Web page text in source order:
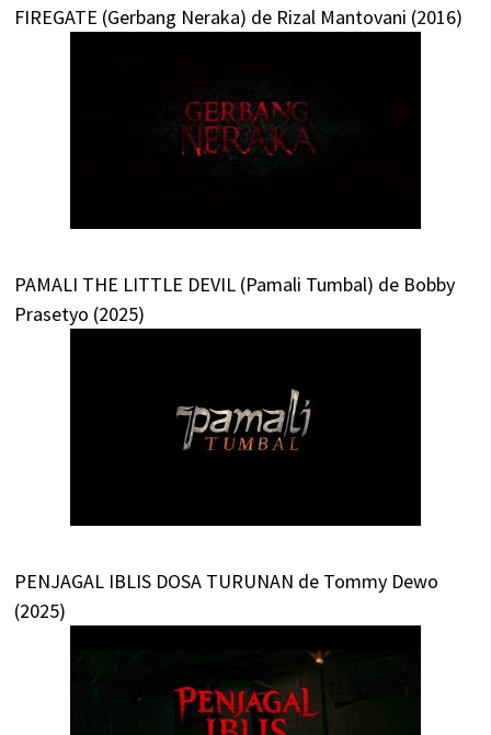
FIREGATE (Gerbang Neraka) de Rizal Mantovani (2016)
PAMALI THE LITTLE DEVIL (Pamali Tumbal) de Bobby
Prasetyo (2025)
PENJAGAL IBLIS DOSA TURUNAN de Tommy Dewo
(2025)